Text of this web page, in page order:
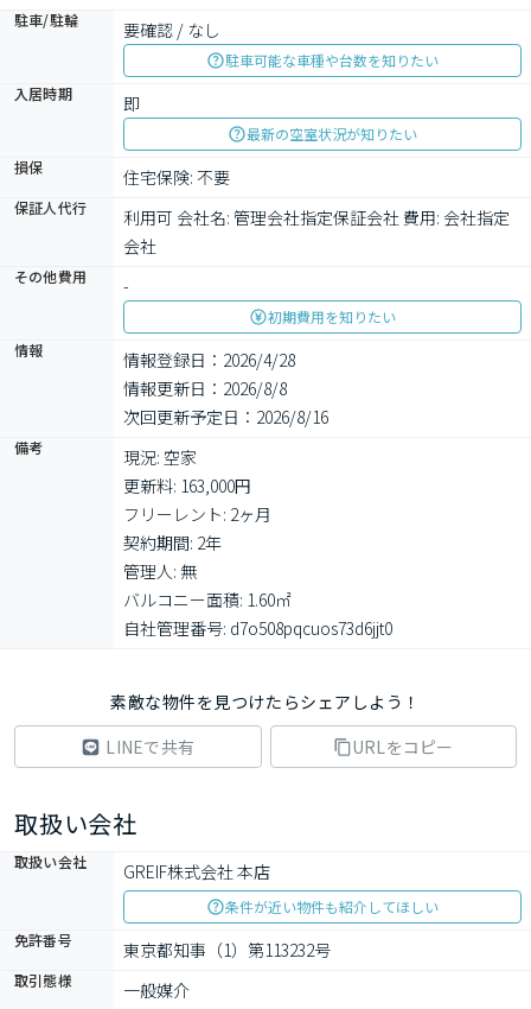
駐車/駐輪 要確認 / なし
駐車可能な車種や台数を知りたい
入居時期
即
最新の空室状況が知りたい
損保
住宅保険: 不要
保証人代行
利用可 会社名: 管理会社指定保証会社 費用: 会社指定
会社
その他費用 -
初期費用を知りたい
情報
情報登録日：2026/4/28
情報更新日：2026/8/8
次回更新予定日：2026/8/16
備考
現況: 空家
更新料: 163,000円
フリーレント: 2ヶ月
契約期間: 2年
管理人: 無
バルコニー面積: 1.60㎡
自社管理番号: d7o508pqcuos73d6jjt0
素敵な物件を見つけたらシェアしよう！
LINEで共有
URLをコピー
取扱い会社
取扱い会社 GREIF株式会社 本店
条件が近い物件も紹介してほしい
免許番号
東京都知事（1）第113232号
取引態様 一般媒介